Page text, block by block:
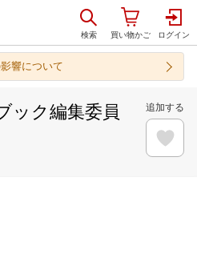
響について
ック編集委員
追加する